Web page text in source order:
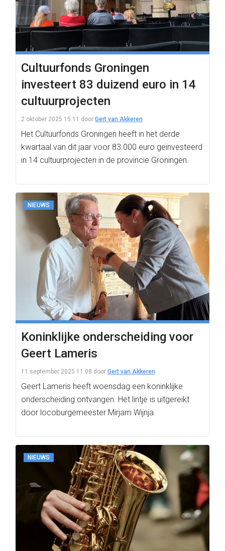
Cultuurfonds Groningen
investeert 83 duizend euro in 14
cultuurprojecten
2 oktober 2025 15:11 door Gert van Akkeren
Het Cultuurfonds Groningen heeft in het derde
kwartaal van dit jaar voor 83.000 euro geïnvesteerd
in 14 cultuurprojecten in de provincie Groningen.
NIEUWS
Koninklijke onderscheiding voor
Geert Lameris
11 september 2025 11:08 door Gert van Akkeren
Geert Lameris heeft woensdag een koninklijke
onderscheiding ontvangen. Het lintje is uitgereikt
door locoburgemeester Mirjam Wijnja.
NIEUWS